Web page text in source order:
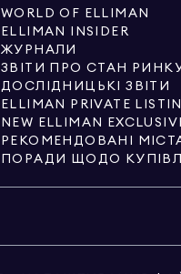
WORLD OF ELLIMAN
ELLIMAN INSIDER
ЖУРНАЛИ
ЗВІТИ ПРО СТАН
ДОСЛІДНИЦЬКІ ЗВІТИ
ELLIMAN PRIVATE
NEW ELLIMAN
РЕКОМЕНДОВАНІ
ПОРАДИ ЩОДО